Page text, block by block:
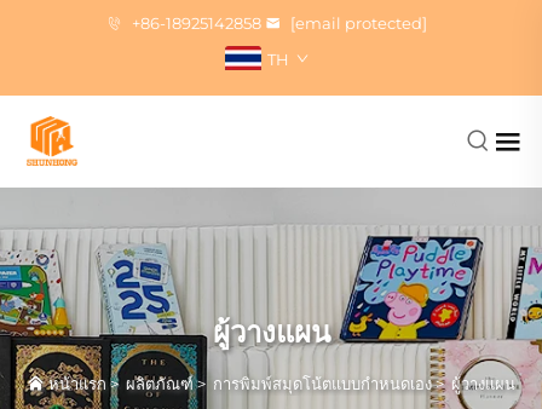
+86-18925142858
[email protected]
TH
ผู้วางแผน
หน้าแรก> ผลิตภัณฑ์> การพิมพ์สมุดโน้ตแบบกำหนดเอง>ผู้วางแผน